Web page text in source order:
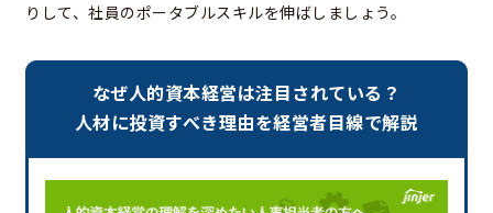
りして、社員のポータブルスキルを伸ばしましょう。
なぜ人的資本経営は注目されている？
人材に投資すべき理由を経営者目線で解説